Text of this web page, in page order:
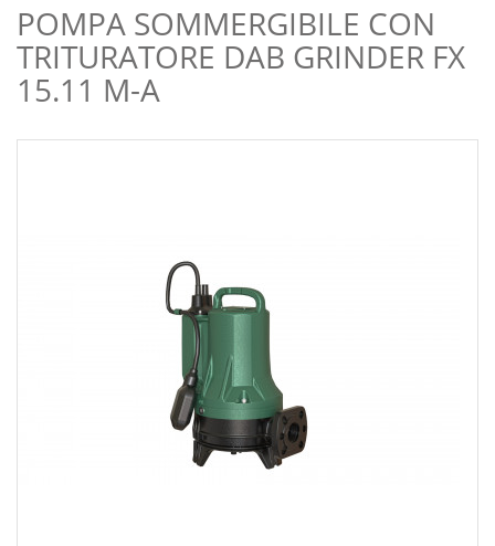
POMPA SOMMERGIBILE CON
TRITURATORE DAB GRINDER FX
15.11 M-A